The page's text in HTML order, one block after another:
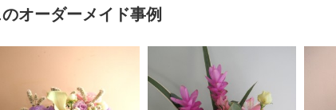
のオーダーメイド事例